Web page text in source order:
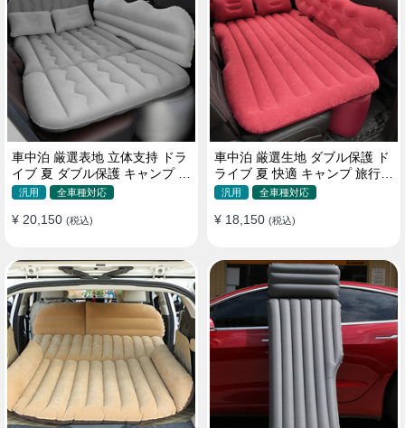
車中泊 厳選表地 立体支持 ドラ
イブ 夏 ダブル保護 キャンプ 旅
行 収納便利 取付簡単 全車種 エ
汎用 全車種対応
¥ 20,150 (税込)
車中泊 厳選生地 ダブル保護 ド
ライブ 夏 快適 キャンプ 旅行
収納便利 全車種 多色 エアーベ
汎用 全車種対応
¥ 18,150 (税込)